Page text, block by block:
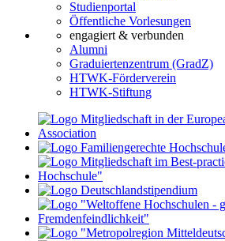
Studienportal
Öffentliche Vorlesungen
engagiert & verbunden
Alumni
Graduiertenzentrum (GradZ)
HTWK-Förderverein
HTWK-Stiftung